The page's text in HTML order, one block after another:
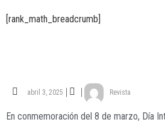
[rank_math_breadcrumb]
abril 3, 2025 Revista
En conmemoración del 8 de marzo, Día